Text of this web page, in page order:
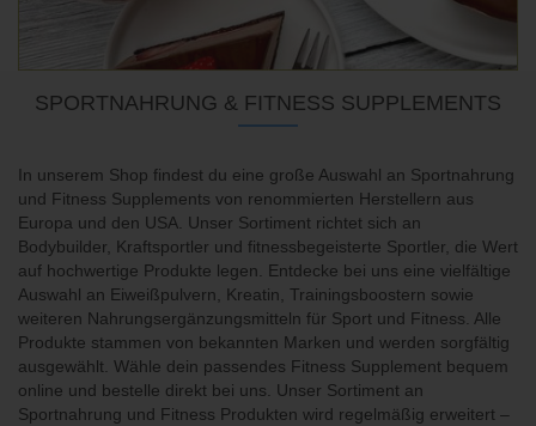
SPORTNAHRUNG & FITNESS SUPPLEMENTS
In unserem Shop findest du eine große Auswahl an Sportnahrung
und Fitness Supplements von renommierten Herstellern aus
Europa und den USA. Unser Sortiment richtet sich an
Bodybuilder, Kraftsportler und fitnessbegeisterte Sportler, die Wert
auf hochwertige Produkte legen. Entdecke bei uns eine vielfältige
Auswahl an Eiweißpulvern, Kreatin, Trainingsboostern sowie
weiteren Nahrungsergänzungsmitteln für Sport und Fitness. Alle
Produkte stammen von bekannten Marken und werden sorgfältig
ausgewählt. Wähle dein passendes Fitness Supplement bequem
online und bestelle direkt bei uns. Unser Sortiment an
Sportnahrung und Fitness Produkten wird regelmäßig erweitert –